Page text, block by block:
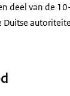
deel van de
Duitse